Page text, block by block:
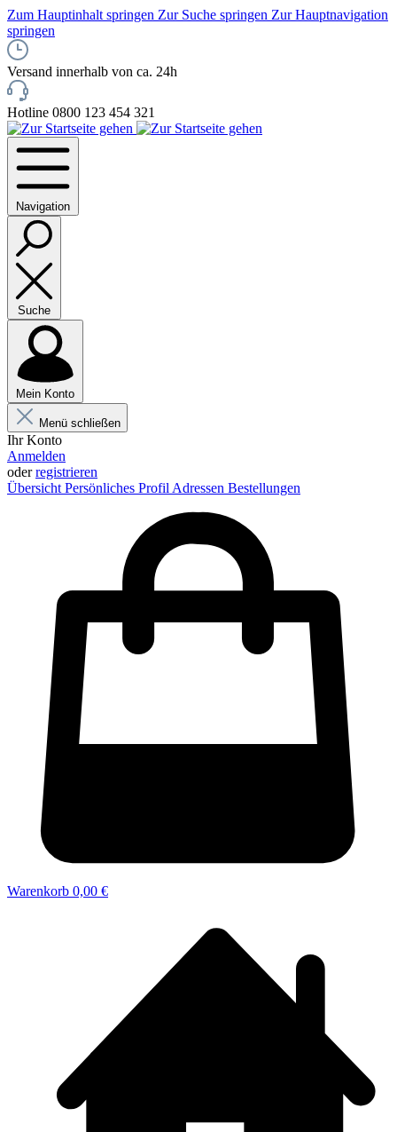
Zum Hauptinhalt springen Zur Suche springen Zur Hauptnavigation
springen
Versand innerhalb von ca. 24h
Hotline 0800 123 454 321
Navigation
Suche
Mein Konto
Menü schließen
Ihr Konto
Anmelden
oderregistrieren
Übersicht Persönliches Profil Adressen Bestellungen
Warenkorb 0,00 €